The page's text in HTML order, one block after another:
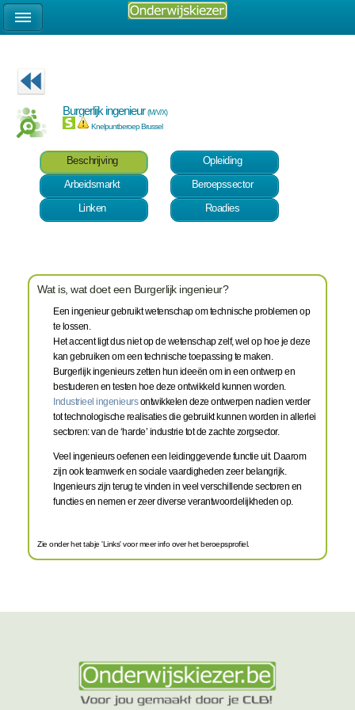
Burgerlijk ingenieur(M/V/X)
Knelpuntberoep Brussel
Beschrijving
Opleiding
Arbeidsmarkt
Beroepssector
Linken
Roadies
Wat is, wat doet een Burgerlijk ingenieur?
Een ingenieur gebruikt wetenschap om technische problemen op
te lossen.
Het accent ligt dus niet op de wetenschap zelf, wel op hoe je deze
kan gebruiken om een technische toepassing te maken.
Burgerlijk ingenieurs zetten hun ideeën om in een ontwerp en
bestuderen en testen hoe deze ontwikkeld kunnen worden.
Industrieel ingenieursontwikkelen deze ontwerpen nadien verder
tot technologische realisaties die gebruikt kunnen worden in allerlei
sectoren: van de ‘harde’ industrie tot de zachte zorgsector.
Veel ingenieurs oefenen een leidinggevende functie uit. Daarom
zijn ook teamwerk en sociale vaardigheden zeer belangrijk.
Ingenieurs zijn terug te vinden in veel verschillende sectoren en
functies en nemen er zeer diverse verantwoordelijkheden op.
Zie onder het tabje 'Links' voor meer info over het beroepsprofiel.